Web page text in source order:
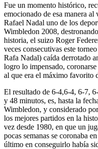
Fue un momento histórico,
emocionado de esa manera
Rafael Nadal uno de los
Wimbledon 2008,
historia, el suizo Roger
veces consecutivas este
Rafa Nadal) caída derrotado
logro lo impensado,
al que era el máximo favorito
El resultado de 6-4,6-4, 6-7,
y 48 minutos, es, hasta la
Wimbledon, y considerado
los mejores partidos en la
vez desde 1980, en que un
pocas semanas se coronaba
último en conseguirlo había